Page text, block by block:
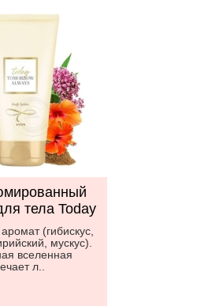
тела Today
(гибискус,
мускус).
вселенная
л..